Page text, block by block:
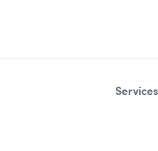
Services